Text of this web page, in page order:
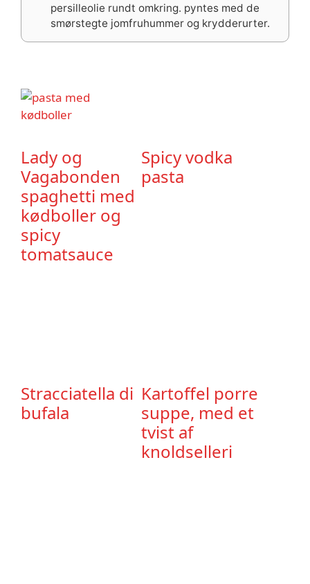
persilleolie rundt omkring. pyntes med de
smørstegte jomfruhummer og krydderurter.
Lady og
Vagabonden
spaghetti med
kødboller og
spicy
tomatsauce
Spicy vodka
pasta
Stracciatella di
bufala
Kartoffel porre
suppe, med et
tvist af
knoldselleri